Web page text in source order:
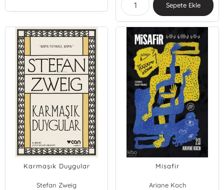
Sepete Ekle
Karmaşık Duygular
Stefan Zweig
Misafir
Ariane Koch